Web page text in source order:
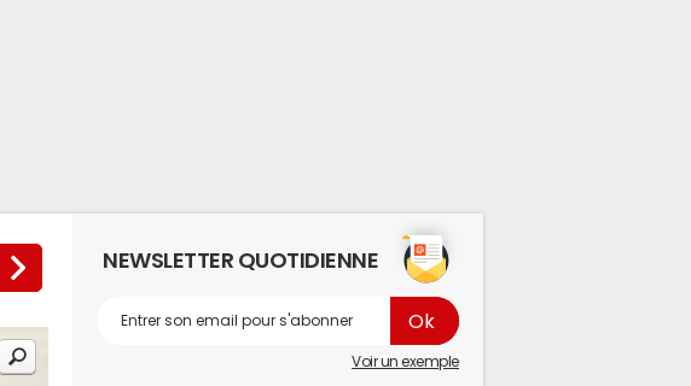
NEWSLETTER QUOTIDIENNE
Voir un exemple